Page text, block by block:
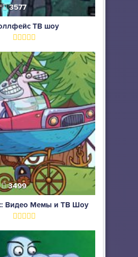
3577
ТВ шоу
3499
Видео Мемы и ТВ Шоу